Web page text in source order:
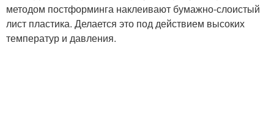
методом постформинга наклеивают бумажно-слоистый
лист пластика. Делается это под действием высоких
температур и давления.